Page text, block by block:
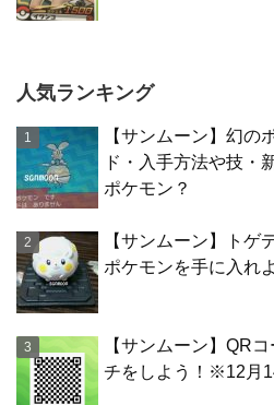
人気ランキング
【サンムーン】幻の
ド・入手方法や技・
ポケモン？
【サンムーン】トゲ
ポケモンを手に入れ
【サンムーン】QR
チをしよう！※12月